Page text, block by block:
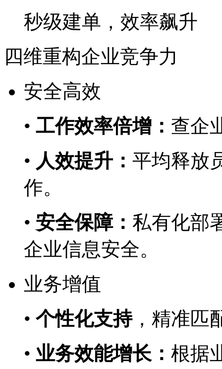
秒级建单，效率飙升
四维重构企业竞争力
安全高效
• 工作效率倍增： 查企
• 人效提升： 平均释放
作。
• 安全保障： 私有化部署
企业信息安全。
业务增值
• 个性化支持，精准
• 业务效能增长： 根据